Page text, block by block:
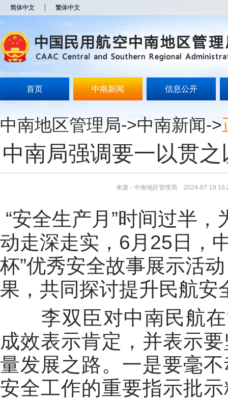
简体中文 繁体中文
首页 中南新闻 信息公开
中南地区管理局->中南新闻->
中南局强调要一以贯
来源：中南地区管理局 2024-07-19
“安全生产月”时间过半
动走深走实，6月25日，
杯”优秀安全故事展示活
果，共同探讨提升民航安
李双臣对中南民航
成效表示肯定，并表示
量发展之路。 一是要毫
安全工作的重要指示批
开
无
障
说
Alt
浪
键
式